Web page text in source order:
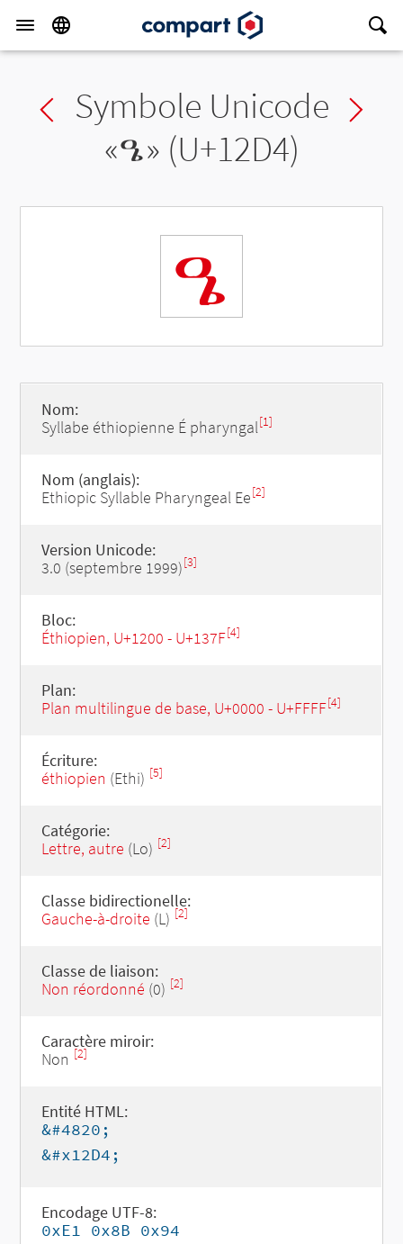
Previous char
Symbole Unicode
«ዔ» (U+12D4)
ዔ
Nom:
Syllabe éthiopienne É pharyngal[1]
Nom (anglais):
Ethiopic Syllable Pharyngeal Ee[2]
Version Unicode:
3.0 (septembre 1999)[3]
Bloc:
Éthiopien, U+1200 - U+137F[4]
Plan:
Plan multilingue de base, U+0000 - U+FFFF[4]
Écriture:
éthiopien (Ethi) [5]
Catégorie:
Lettre, autre (Lo) [2]
Classe bidirectionelle:
Gauche-à-droite (L) [2]
Classe de liaison:
Non réordonné (0) [2]
Caractère miroir:
Non [2]
Entité HTML:
&#4820;
&#x12D4;
Encodage UTF-8:
0xE1 0x8B 0x94